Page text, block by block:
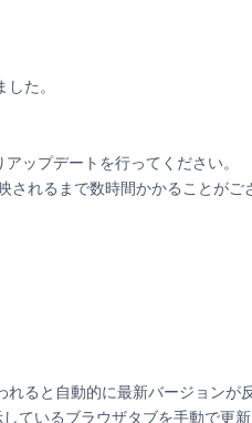
た。
プデートを行ってください。
るまで数時間かかることがご
ると自動的に最新バージョンが
ているブラウザタブを手動で更新